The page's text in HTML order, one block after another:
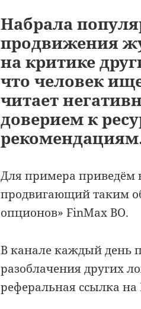
Набрала
продвижения
на критике
что человек
читает
доверием к
Для примера приведём
продвигающий таким
опционов» FinMax BO.
В канале каждый день
разоблачения других
реферальная ссылка на